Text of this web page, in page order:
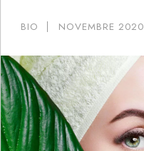
BIO NOVEMBRE 2020